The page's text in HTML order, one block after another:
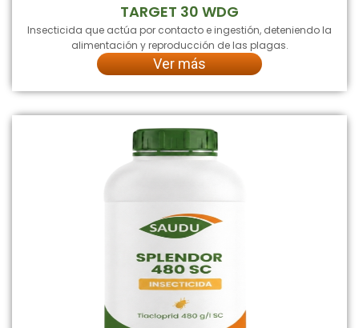
TARGET 30 WDG
Insecticida que actúa por contacto e ingestión, deteniendo la
alimentación y reproducción de las plagas.
Ver más